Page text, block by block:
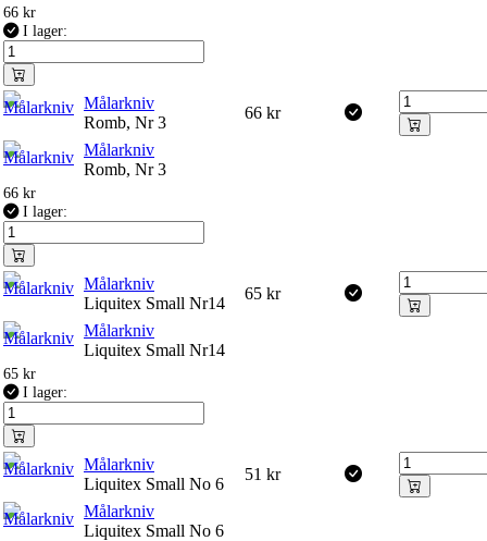
66 kr
I lager:
Målarkniv
Romb, Nr 3
66 kr
Målarkniv
Romb, Nr 3
66 kr
I lager:
Målarkniv
Liquitex Small Nr14
65 kr
Målarkniv
Liquitex Small Nr14
65 kr
I lager:
Målarkniv
Liquitex Small No 6
51 kr
Målarkniv
Liquitex Small No 6